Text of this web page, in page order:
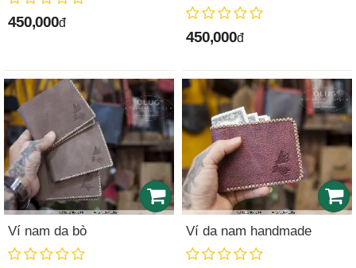
450,000đ
450,000đ
Ví nam da bò Ví da nam handmade